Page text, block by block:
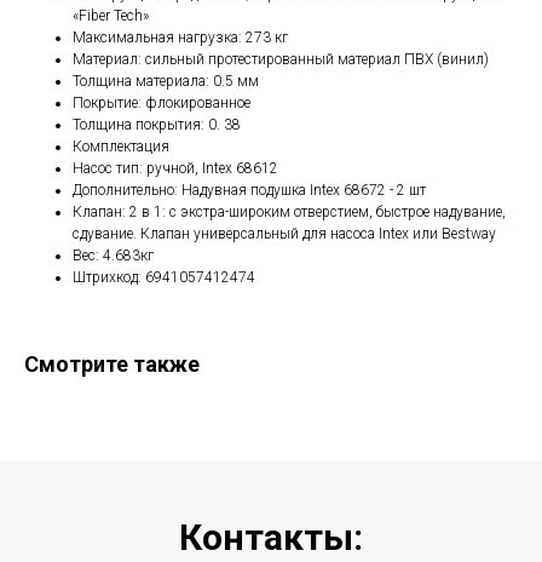
«Fiber Tech»
Максимальная нагрузка: 273 кг
Материал: сильный протестированный материал ПВХ (винил)
Толщина материала: 0.5 мм
Покрытие: флокированное
Толщина покрытия: 0. 38
Комплектация
Насос тип: ручной, Intex 68612
Дополнительно: Надувная подушка Intex 68672 - 2 шт
Клапан: 2 в 1: с экстра-широким отверстием, быстрое надувание,
сдувание. Клапан универсальный для насоса Intex или Bestway
Вес: 4.683кг
Штрихкод: 6941057412474
Смотрите также
Контакты: